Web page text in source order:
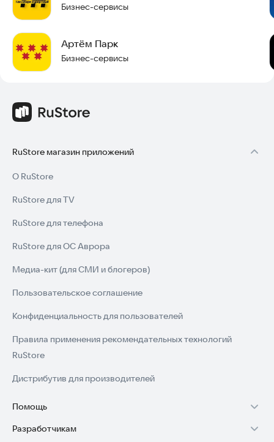
Бизнес-сервисы
Артём Парк
Бизнес-сервисы
RuStore магазин приложений
О RuStore
RuStore для TV
RuStore для телефона
RuStore для ОС Аврора
Медиа-кит (для СМИ и блогеров)
Пользовательское соглашение
Конфиденциальность для пользователей
Правила применения рекомендательных технологий
RuStore
Дистрибутив для производителей
Помощь
Установка RuStore на TV
Разработчикам